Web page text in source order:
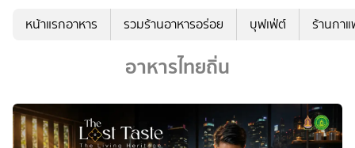
หน้าแรกอาหาร รวมร้านอาหารอร่อย บุฟเฟ่ต์ ร้านกา
อาหารไทยถิ่น